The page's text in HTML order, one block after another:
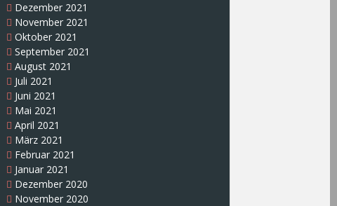
Dezember 2021
November 2021
Oktober 2021
September 2021
August 2021
Juli 2021
Juni 2021
Mai 2021
April 2021
März 2021
Februar 2021
Januar 2021
Dezember 2020
November 2020